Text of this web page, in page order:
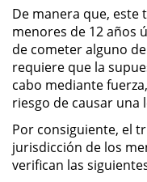
De manera que, este
menores de 12 años
de cometer alguno
requiere que la
cabo mediante
riesgo de causar
Por consiguiente, el
jurisdicción de los
verifican las